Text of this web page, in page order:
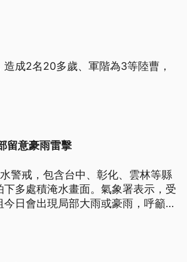
成2名20多歲、軍階為3等陸曹，
留意豪雨雷擊
警戒，包含台中、彰化、雲林等縣
多處積淹水畫面。氣象署表示，受
日會出現局部大雨或豪雨，呼籲民